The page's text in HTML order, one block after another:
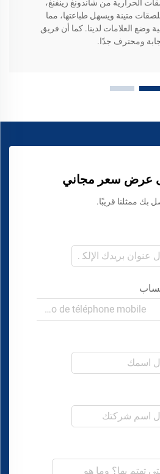
الحرارية من شاندونغ زينفنغ،
متينة ويسهل طباعتها، مما
العلامات لدينا. كما أن فريق
ومحترف جدًا.
عرض سعر مجاني
بك ممثلنا قريبًا.